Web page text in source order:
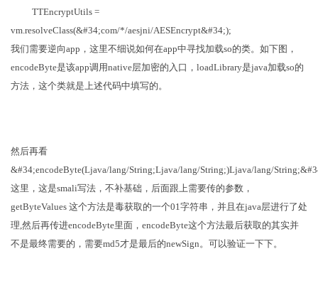
TTEncryptUtils =
vm.resolveClass(&#34;com/*/aesjni/AESEncrypt&#34;);
我们需要逆向app，这里不细说如何在app中寻找加载so的类。如下图，
encodeByte是该app调用native层加密的入口，loadLibrary是java加载so的
方法，这个类就是上述代码中填写的。
然后再看
&#34;encodeByte(Ljava/lang/String;Ljava/lang/String;)Ljava/lang/
这里，这是smali写法，不补基础，后面跟上需要传的参数，
getByteValues 这个方法是毒获取的一个01字符串，并且在java层进行了处
理,然后再传进encodeByte里面，encodeByte这个方法最后获取的其实并
不是最终需要的，需要md5才是最后的newSign。可以验证一下下。